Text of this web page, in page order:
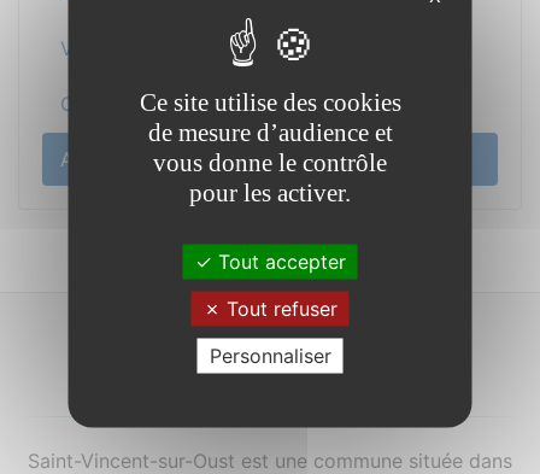
Vos démarches
Cadre de vie
Actualité
À propos...
Saint-Vincent-sur-Oust est une commune située dans
Ce site utilise des cookies
de mesure d’audience et
vous donne le contrôle
pour les activer.
Tout accepter
Tout refuser
Personnaliser